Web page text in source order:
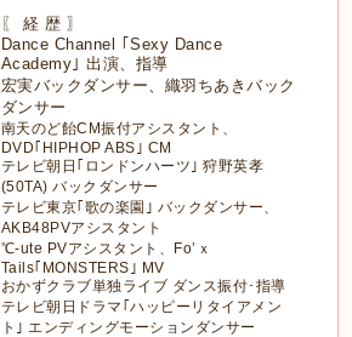
〖 経 歴 〗
Dance Channel ｢Sexy Dance
Academy｣ 出演、指導
宏実バックダンサー、織羽ちあきバック
ダンサー
南天のど飴CM振付アシスタント、
DVD｢HIPHOP ABS｣ CM
テレビ朝日｢ロンドンハーツ｣ 狩野英孝
(50TA) バックダンサー
テレビ東京｢歌の楽園｣ バックダンサー、
AKB48PVアシスタント
℃-ute PVアシスタント、Fo’ｘ
Tails｢MONSTERS｣ MV
おかずクラブ単独ライブ ダンス振付･指導
テレビ朝日ドラマ｢ハッピーリタイアメン
ト｣ エンディングモーションダンサー